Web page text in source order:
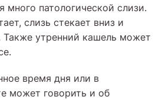
много патологической слизи.
слизь стекает вниз и
Также утренний кашель может
время дня или в
может говорить и об